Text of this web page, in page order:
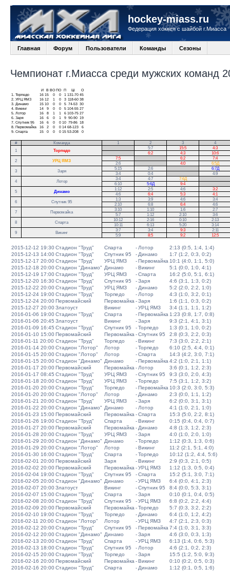
hockey-miass.ru
Федерация хоккея с шайбой г.Миасса
Главная Форум Пользователи Команды Сезоны
Чемпионат г.Миасса среди мужских команд
И В ВО ПО П
О
1.
Торпедо 16 15 0 0 1 131-70 45
2. УРЦ ЯМЗ 16 12 1 0 3 118-60 38
3.
Динамо 15 10 0 0 5 74-53 30
4.
Викинг 14 9 0 0 5 104-55 27
5. Лотор 16 8 1 1 6 103-75 27
6. Заря 16 6 0 1 9 90-90 19
7. Спутник 95 16 6 0 0 10 79-86 18
8.
Первомайка 16 2 0 0 14 68-123
6
9. Спарта 15 0 0 0 15 53-208 0
# Команда 1 2 3
4
1
Торпедо
5:7 15:5
4:3
6:2 4:3
10:6
2
УРЦ ЯМЗ
7:5 6:2
7:4
2:6
4:0
6:5Д
3
Заря
5:15 2:6
6:7Д
3:4
0:4
4:9
4
Лотор
3:4 4:7 7:6Д
6:10
5:6Д 9:4
5
Динамо
1:12 2:5 4:6
3:2
4:6
6:4 5:3
4:1
6
Спутник 95
1:3 3:9 4:6
3:4
2:10
6:8 6:4
4:6
7
Первомайка
3:10 1:10 1:6
2:7
5:7
1:12 2:10
3:6
8
Спарта
10:12 2:16 0:10
2:13
10:11
6:13 5:20
3:14
9
Викинг
3:7 3:4 9:3
2:11
5:9
8:5 9:2 12:5
2015-12-12 19:30Стадион "Труд" Спарта - Лотор
2:13 (0:5, 1:4, 1:4)
2015-12-13 14:00Стадион "Труд" Спутник 95 - Динамо
1:7 (1:2, 0:3, 0:2)
2015-12-17 20:00Стадион "Труд" УРЦ ЯМЗ -Первомайка 10:1 (4:0, 1:1, 5:0)
2015-12-18 20:00Стадион "Динамо" Динамо -Викинг
5:1 (0:0, 1:0, 4:1)
2015-12-19 17:00Стадион "Труд" УРЦ ЯМЗ -Спарта
16:2 (5:0, 5:1, 6:1)
2015-12-20 16:30Стадион "Труд" Спутник 95 -Заря
4:6 (3:1, 1:3, 0:2)
2015-12-22 20:00Стадион "Труд" УРЦ ЯМЗ - Динамо
5:2 (2:0, 2:2, 1:0)
2015-12-24 19:00Стадион "Труд" Торпедо - Лотор
4:3 (1:0, 3:2, 0:1)
2015-12-24 20:00Первомайский Первомайка -Заря
1:6 (1:1, 0:3, 0:2)
2015-12-27 20:00Златоуст Викинг -УРЦ ЯМЗ
3:4 (1:1, 1:1, 1:2)
2016-01-06 19:00Стадион "Труд" Спарта -Первомайка 1:23 (0:8, 1:7, 0:8)
2016-01-06 20:45 Златоуст Викинг -Заря
9:3 (2:1, 4:1, 3:1)
2016-01-09 16:45 Стадион "Труд" Спутник 95 -Торпедо
1:3 (0:1, 1:0, 0:2)
2016-01-10 15:00Первомайский Первомайка -Спутник 95
2:8 (0:3, 2:2, 0:3)
2016-01-11 20:00 Стадион "Труд" Торпедо -Викинг
7:3 (3:0, 2:2, 2:1)
2016-01-14 20:00Стадион "Лотор" Лотор -Торпедо
6:10 (2:5, 4:4, 0:1)
2016-01-15 20:00Стадион "Лотор" Лотор -Спарта
14:3 (4:2, 3:0, 7:1)
2016-01-15 20:00Стадион "Динамо" Динамо -Первомайка 4:2 (1:0, 2:1, 1:1)
2016-01-17 20:00Первомайский Первомайка - Лотор
3:6 (0:1, 1:2, 2:3)
2016-01-17 08:45 Стадион "Труд" УРЦ ЯМЗ -Спутник 95
9:3 (3:0, 2:0, 4:3)
2016-01-18 20:00Стадион "Труд" УРЦ ЯМЗ -Торпедо
7:5 (3:1, 1:2, 3:2)
2016-01-20 20:00Стадион "Труд" Торпедо -Первомайка 10:3 (2:0, 3:0, 5:3)
2016-01-20 20:00Стадион "Лотор" Лотор - Динамо
2:3 (0:0, 1:1, 1:2)
2016-01-21 20:00Стадион "Труд" УРЦ ЯМЗ -Заря
6:2 (0:0, 3:1, 3:1)
2016-01-22 20:00Стадион "Динамо" Динамо - Лотор
4:1 (1:0, 2:1, 1:0)
2016-01-23 15:00Первомайский Первомайка -Спарта
15:3 (5:0, 2:2, 8:1)
2016-01-26 19:00Стадион "Труд" Спарта -Викинг
0:15 (0:4, 0:4, 0:7)
2016-01-27 20:00Первомайский Первомайка - Динамо
4:8 (1:3, 1:2, 2:3)
2016-01-28 20:00Стадион "Труд" УРЦ ЯМЗ -Заря
4:0 (1:0, 2:0, 1:0)
2016-01-29 20:00Стадион "Динамо" Динамо -Торпедо
1:12 (0:3, 1:3, 0:6)
2016-01-29 20:00Стадион "Лотор" Лотор -Викинг
11:2 (2:1, 5:1, 4:0)
2016-01-30 16:00Стадион "Труд" Спарта -Торпедо
10:12 (1:2, 4:4, 5:6)
2016-02-01 20:00Первомайский Заря -Викинг
2:9 (0:3, 2:1, 0:5)
2016-02-02 20:00Первомайский Первомайка -УРЦ ЯМЗ
1:12 (1:3, 0:5, 0:4)
2016-02-04 19:00Стадион "Труд" Спутник 95 -Спарта
15:2 (5:1, 3:0, 7:1)
2016-02-05 20:00Стадион "Динамо" Динамо -УРЦ ЯМЗ
6:4 (0:0, 4:1, 2:3)
2016-02-07 20:00Златоуст Викинг -Спутник 95
8:4 (0:0, 5:3, 3:1)
2016-02-07 15:00Стадион "Труд" Спарта -Заря
0:10 (0:1, 0:4, 0:5)
2016-02-08 20:00Стадион "Труд" Спутник 95 -УРЦ ЯМЗ
6:8 (0:2, 2:2, 4:4)
2016-02-09 20:00Первомайский Первомайка -Торпедо
5:7 (0:3, 3:2, 2:2)
2016-02-10 19:00Стадион "Труд" Торпедо - Динамо
6:4 (1:0, 1:2, 4:2)
2016-02-11 20:00 Стадион "Лотор" Лотор -УРЦ ЯМЗ
4:7 (2:1, 2:3, 0:3)
2016-02-12 20:00Стадион "Труд" Спутник 95 -Первомайка 7:4 (1:0, 3:1, 3:3)
2016-02-12 20:00Стадион "Динамо" Динамо -Заря
4:6 (3:0, 0:3, 1:3)
2016-02-13 20:00Стадион "Труд" Спарта -УРЦ ЯМЗ
6:13 (1:4, 0:6, 5:3)
2016-02-13 18:00Стадион "Труд" Спутник 95 - Лотор
4:6 (2:1, 0:2, 2:3)
2016-02-15 20:00Стадион "Труд" Торпедо -Заря
15:5 (1:2, 5:0, 9:3)
2016-02-16 20:00Первомайский Первомайка -Викинг
0:10 (0:2, 0:5, 0:3)
2016-02-16 20:00Стадион "Труд" Спарта - Динамо
1:12 (0:1, 0:5, 1:6)